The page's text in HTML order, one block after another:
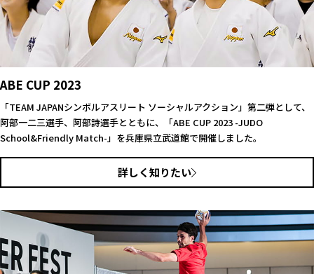
ABE CUP 2023
「TEAM JAPANシンボルアスリート ソーシャルアクション」第二弾として、
阿部一二三選手、阿部詩選手とともに、「ABE CUP 2023 -JUDO
School&Friendly Match-」を兵庫県立武道館で開催しました。
詳しく知りたい